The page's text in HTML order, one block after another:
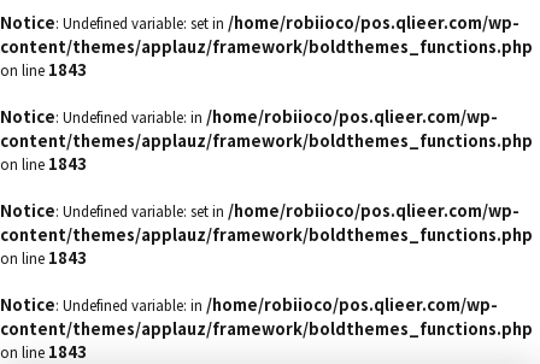
Notice: Undefined variable: set in /home/robiioco/pos.qlieer.com/wp-
content/themes/applauz/framework/boldthemes_functions.php
on line 1843
Notice: Undefined variable: in /home/robiioco/pos.qlieer.com/wp-
content/themes/applauz/framework/boldthemes_functions.php
on line 1843
Notice: Undefined variable: set in /home/robiioco/pos.qlieer.com/wp-
content/themes/applauz/framework/boldthemes_functions.php
on line 1843
Notice: Undefined variable: in /home/robiioco/pos.qlieer.com/wp-
content/themes/applauz/framework/boldthemes_functions.php
on line 1843